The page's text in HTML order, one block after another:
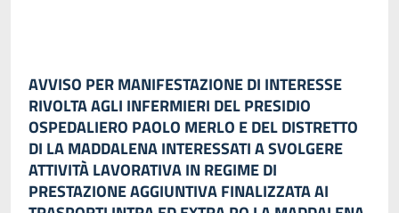
AVVISO PER MANIFESTAZIONE DI INTERESSE
RIVOLTA AGLI INFERMIERI DEL PRESIDIO
OSPEDALIERO PAOLO MERLO E DEL DISTRETTO
DI LA MADDALENA INTERESSATI A SVOLGERE
ATTIVITÀ LAVORATIVA IN REGIME DI
PRESTAZIONE AGGIUNTIVA FINALIZZATA AI